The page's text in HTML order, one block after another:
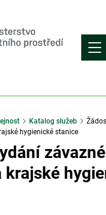
Katalog služeb
hygienické stanice
krajské